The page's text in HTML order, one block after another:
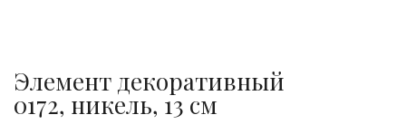
Элемент декоративный
0172, никель, 13 см